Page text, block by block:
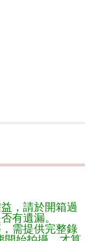
，請於開箱過
有遺漏。
需提供完整錄